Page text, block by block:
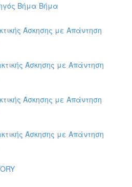
Βήμα Βήμα
Άσκησης με Απάντηση
Άσκησης με Απάντηση
Άσκησης με Απάντηση
Άσκησης με Απάντηση